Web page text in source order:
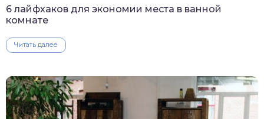
6 лайфхаков для экономии места в ванной
комнате
Читать далее